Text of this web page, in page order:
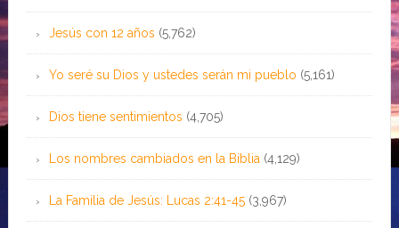
Jesús con 12 años (5,762)
Yo seré su Dios y ustedes serán mi pueblo (5,161)
Dios tiene sentimientos (4,705)
Los nombres cambiados en la Biblia (4,129)
La Familia de Jesús: Lucas 2:41-45 (3,967)